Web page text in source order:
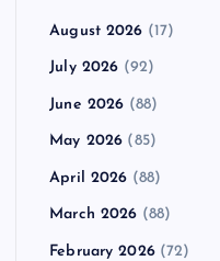
August 2026 (17)
July 2026 (92)
June 2026 (88)
May 2026 (85)
April 2026 (88)
March 2026 (88)
February 2026(72)